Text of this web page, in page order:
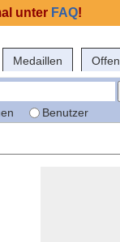
Medaillen Offen
Benutzer
unter FAQ!